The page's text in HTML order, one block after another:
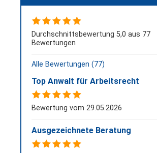
Durchschnittsbewertung 5,0 aus 77
Bewertungen
Alle Bewertungen (77)
Top Anwalt für Arbeitsrecht
Bewertung vom 29.05.2026
Ausgezeichnete Beratung